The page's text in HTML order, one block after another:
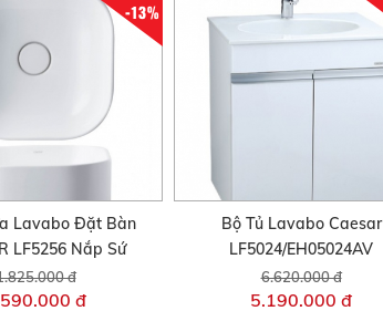
-13%
Lavabo Đặt Bàn
LF5256 Nắp Sứ
đ
đ
Bộ Tủ Lavabo Caesar
LF5024/EH05024AV
6.620.000 đ
5.190.000 đ